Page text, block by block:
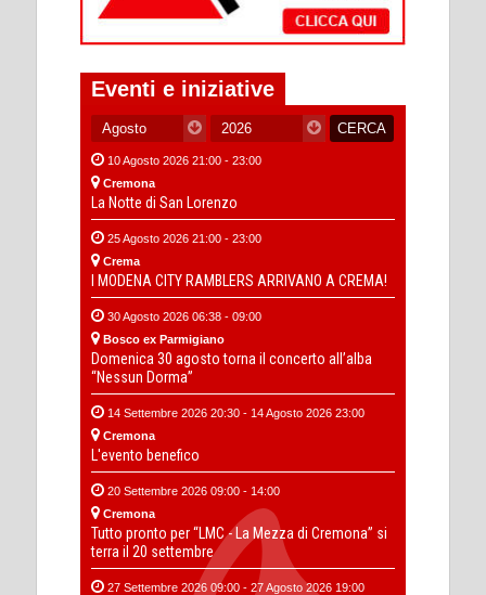
Eventi e iniziative
10 Agosto 2026 21:00 - 23:00
Cremona
La Notte di San Lorenzo
25 Agosto 2026 21:00 - 23:00
Crema
I MODENA CITY RAMBLERS ARRIVANO A CREMA!
30 Agosto 2026 06:38 - 09:00
Bosco ex Parmigiano
Domenica 30 agosto torna il concerto all’alba
“Nessun Dorma”
14 Settembre 2026 20:30 - 14 Agosto 2026 23:00
Cremona
L'evento benefico
20 Settembre 2026 09:00 - 14:00
Cremona
Tutto pronto per “LMC - La Mezza di Cremona” si
terra il 20 settembre
27 Settembre 2026 09:00 - 27 Agosto 2026 19:00